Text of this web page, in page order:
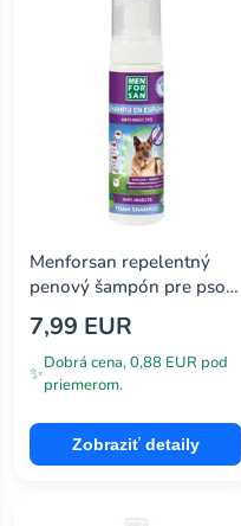
Menforsan repelentný
penový šampón pre psov
a mačky z margózy 200ml
7,99 EUR
✨Dobrá cena, 0,88 EUR pod
priemerom.
Zobraziť detaily